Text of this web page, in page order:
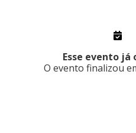
Esse evento já
O evento finalizou